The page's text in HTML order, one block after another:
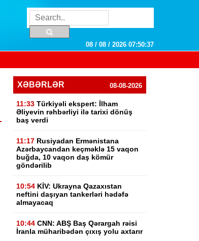
08 / 08 / 2026 07:50:37
XƏBƏRLƏR 08-08-2026
11:33 Türkiyəli ekspert: İlham
Əliyevin rəhbərliyi ilə tarixi dönüş
baş verdi
11:17 Rusiyadan Ermənistana
Azərbaycandan keçməklə 15 vaqon
buğda, 10 vaqon daş kömür
göndərilib
10:54 KİV: Ukrayna Qazaxıstan
neftini daşıyan tankerləri hədəfə
almayacaq
10:44 CNN: ABŞ Baş Qərargah rəisi
İranla müharibədən çıxış yolu axtarır